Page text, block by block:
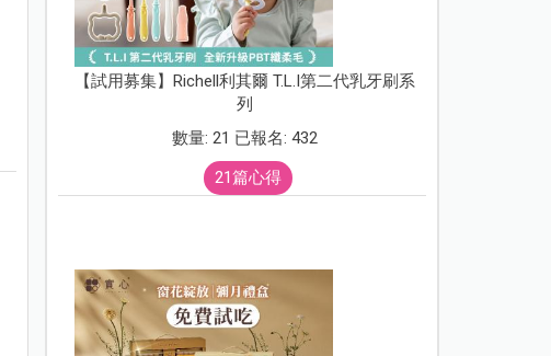
【試用募集】Richell利其爾 T.L.I第二代乳牙刷系
列
數量: 21 已報名: 432
21篇心得